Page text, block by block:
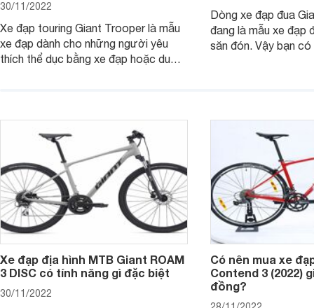
30/11/2022
Xe đạp touring Giant Trooper là mẫu
xe đạp dành cho những người yêu
thích thể dục bằng xe đạp hoặc du
hiện nay?
Dòng xe đạp đua
đang là mẫu xe đạp
săn đón. Vậy bạn
Xe đạp địa hình MTB Giant ROAM
3 DISC có tính năng gì đặc biệt
30/11/2022
Có nên mua xe
Contend 3 (2022)
đồng?